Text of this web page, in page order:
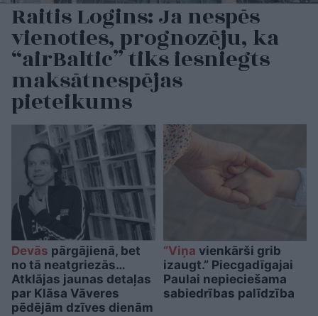
Raitis Logins: Ja nespēs
vienoties, prognozēju, ka
“airBaltic” tiks iesniegts
maksātnespējas
pieteikums
Devās pārgājienā, bet
no tā neatgriezās…
Atklājas jaunas detaļas
par Klāsa Vāveres
pēdējām dzīves dienām
“Viņa vienkārši grib
izaugt.” Piecgadīgajai
Paulai nepieciešama
sabiedrības palīdzība